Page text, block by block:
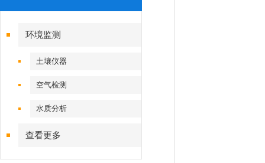
环境监测
土壤仪器
空气检测
水质分析
查看更多